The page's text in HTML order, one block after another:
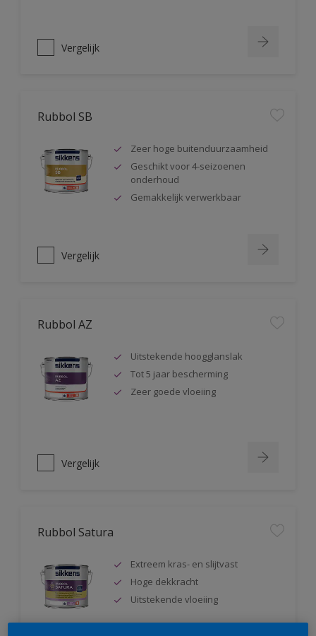
Vergelijk
Rubbol SB
Zeer hoge buitenduurzaamheid
Geschikt voor 4-seizoenen
onderhoud
Gemakkelijk verwerkbaar
Vergelijk
Rubbol AZ
Uitstekende hoogglanslak
Tot 5 jaar bescherming
Zeer goede vloeiing
Vergelijk
Rubbol Satura
Extreem kras- en slijtvast
Hoge dekkracht
Uitstekende vloeiing